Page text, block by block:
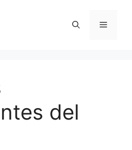
Menú
del